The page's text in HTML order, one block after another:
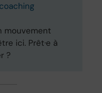
mouvement
ici. Prêt·e à
?